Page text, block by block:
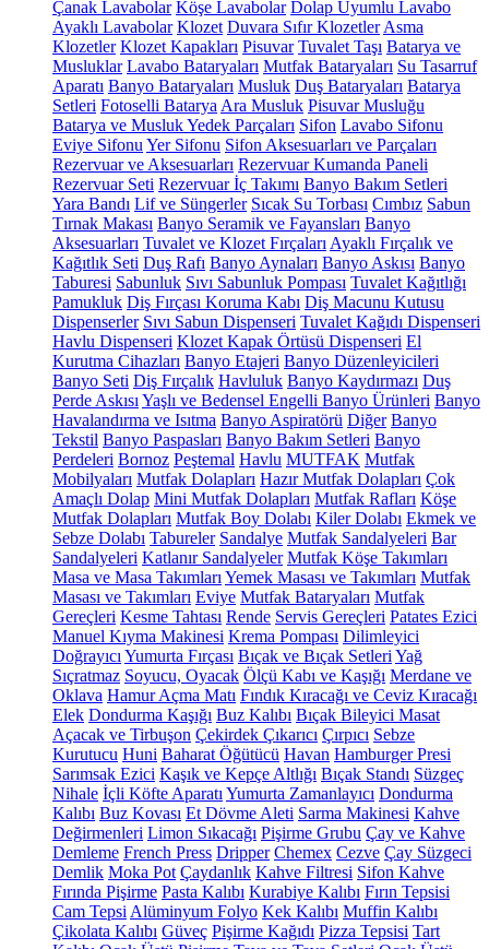
Çanak Lavabolar Köşe Lavabolar Dolap Uyumlu Lavabo
Ayaklı Lavabolar Klozet Duvara Sıfır Klozetler Asma
Klozetler Klozet Kapakları Pisuvar Tuvalet Taşı Batarya ve
Musluklar Lavabo Bataryaları Mutfak Bataryaları Su Tasarruf
Aparatı Banyo Bataryaları Musluk Duş Bataryaları Batarya
Setleri Fotoselli Batarya Ara Musluk Pisuvar Musluğu
Batarya ve Musluk Yedek Parçaları Sifon Lavabo Sifonu
Eviye Sifonu Yer Sifonu Sifon Aksesuarları ve Parçaları
Rezervuar ve Aksesuarları Rezervuar Kumanda Paneli
Rezervuar Seti Rezervuar İç Takımı Banyo Bakım Setleri
Yara Bandı Lif ve Süngerler Sıcak Su Torbası Cımbız Sabun
Tırnak Makası Banyo Seramik ve Fayansları Banyo
Aksesuarları Tuvalet ve Klozet Fırçaları Ayaklı Fırçalık ve
Kağıtlık Seti Duş Rafı Banyo Aynaları Banyo Askısı Banyo
Taburesi Sabunluk Sıvı Sabunluk Pompası Tuvalet Kağıtlığı
Pamukluk Diş Fırçası Koruma Kabı Diş Macunu Kutusu
Dispenserler Sıvı Sabun Dispenseri Tuvalet Kağıdı Dispenseri
Havlu Dispenseri Klozet Kapak Örtüsü Dispenseri El
Kurutma Cihazları Banyo Etajeri Banyo Düzenleyicileri
Banyo Seti Diş Fırçalık Havluluk Banyo Kaydırmazı Duş
Perde Askısı Yaşlı ve Bedensel Engelli Banyo Ürünleri Banyo
Havalandırma ve Isıtma Banyo Aspiratörü Diğer Banyo
Tekstil Banyo Paspasları Banyo Bakım Setleri Banyo
Perdeleri Bornoz Peştemal Havlu MUTFAK Mutfak
Mobilyaları Mutfak Dolapları Hazır Mutfak Dolapları Çok
Amaçlı Dolap Mini Mutfak Dolapları Mutfak Rafları Köşe
Mutfak Dolapları Mutfak Boy Dolabı Kiler Dolabı Ekmek ve
Sebze Dolabı Tabureler Sandalye Mutfak Sandalyeleri Bar
Sandalyeleri Katlanır Sandalyeler Mutfak Köşe Takımları
Masa ve Masa Takımları Yemek Masası ve Takımları Mutfak
Masası ve Takımları Eviye Mutfak Bataryaları Mutfak
Gereçleri Kesme Tahtası Rende Servis Gereçleri Patates Ezici
Manuel Kıyma Makinesi Krema Pompası Dilimleyici
Doğrayıcı Yumurta Fırçası Bıçak ve Bıçak Setleri Yağ
Sıçratmaz Soyucu, Oyacak Ölçü Kabı ve Kaşığı Merdane ve
Oklava Hamur Açma Matı Fındık Kıracağı ve Ceviz Kıracağı
Elek Dondurma Kaşığı Buz Kalıbı Bıçak Bileyici Masat
Açacak ve Tirbuşon Çekirdek Çıkarıcı Çırpıcı Sebze
Kurutucu Huni Baharat Öğütücü Havan Hamburger Presi
Sarımsak Ezici Kaşık ve Kepçe Altlığı Bıçak Standı Süzgeç
Nihale İçli Köfte Aparatı Yumurta Zamanlayıcı Dondurma
Kalıbı Buz Kovası Et Dövme Aleti Sarma Makinesi Kahve
Değirmenleri Limon Sıkacağı Pişirme Grubu Çay ve Kahve
Demleme French Press Dripper Chemex Cezve Çay Süzgeci
Demlik Moka Pot Çaydanlık Kahve Filtresi Sifon Kahve
Fırında Pişirme Pasta Kalıbı Kurabiye Kalıbı Fırın Tepsisi
Cam Tepsi Alüminyum Folyo Kek Kalıbı Muffin Kalıbı
Çikolata Kalıbı Güveç Pişirme Kağıdı Pizza Tepsisi Tart